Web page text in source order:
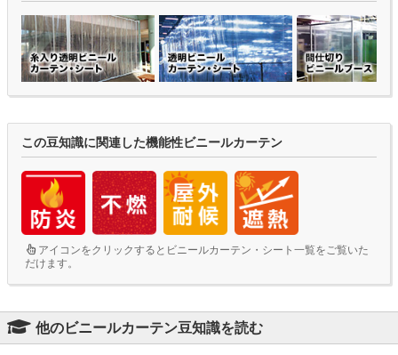
この豆知識に関連した機能性ビニールカーテン
アイコンをクリックするとビニールカーテン・シート一覧をご覧いた
だけます。
他のビニールカーテン豆知識を読む